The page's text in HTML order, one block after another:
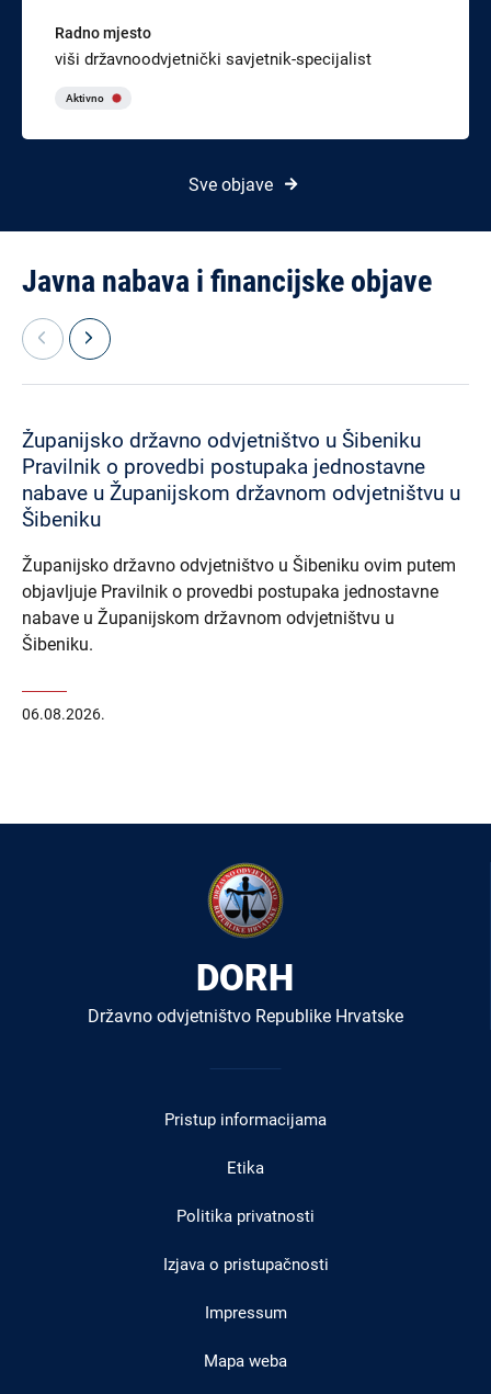
Sve objave
Radno mjesto
viši državnoodvjetnički savjetnik-specijalist
Aktivno
Javna nabava i financijske objave
Županijsko državno odvjetništvo u Šibeniku
Pravilnik o provedbi postupaka jednostavne
nabave u Županijskom državnom odvjetništvu u
Šibeniku
Županijsko državno odvjetništvo u Šibeniku ovim putem
objavljuje Pravilnik o provedbi postupaka jednostavne
nabave u Županijskom državnom odvjetništvu u
Šibeniku.
06.08.2026.
DORH
Državno odvjetništvo Republike Hrvatske
Pristup informacijama
Etika
Politika privatnosti
Izjava o pristupačnosti
Impressum
Mapa weba